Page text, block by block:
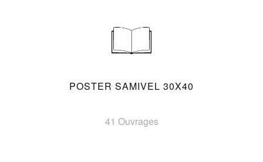
POSTER SAMIVEL 30X40
41 Ouvrages